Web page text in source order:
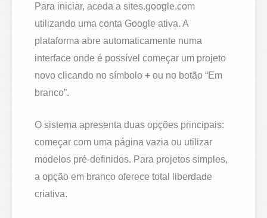
Para iniciar, aceda a sites.google.com
utilizando uma conta Google ativa. A
plataforma abre automaticamente numa
interface onde é possível começar um projeto
novo clicando no símbolo+ ou no botão “Em
branco”.
O sistema apresenta duas opções principais:
começar com uma página vazia ou utilizar
modelos pré-definidos. Para projetos simples,
a opção em branco oferece total liberdade
criativa.